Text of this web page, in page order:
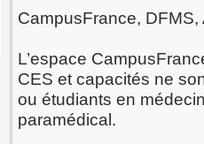
CampusFrance, DFMS,
L’espace
CES et capacités ne
ou étudiants en
paramédical.